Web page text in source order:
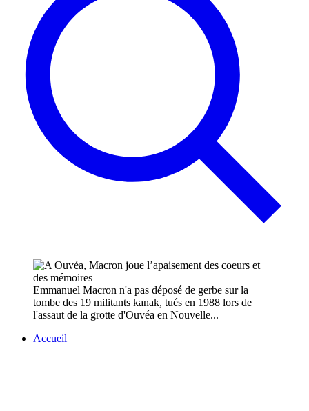
Emmanuel Macron n'a pas déposé de gerbe sur la
tombe des 19 militants kanak, tués en 1988 lors de
l'assaut de la grotte d'Ouvéa en Nouvelle...
Accueil